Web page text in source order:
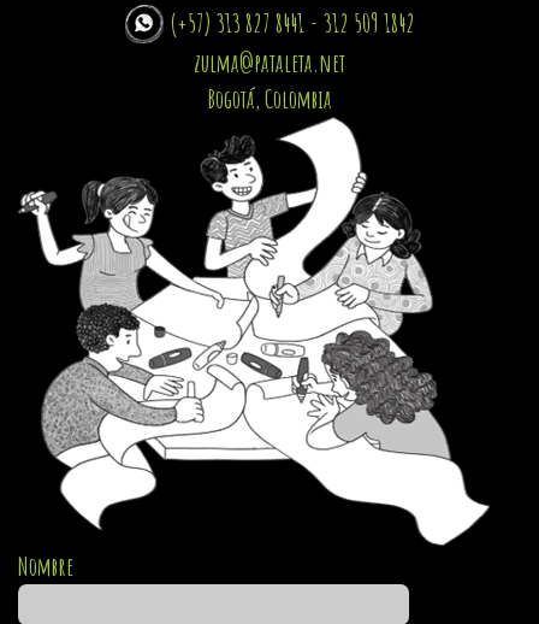
(+57) 313 827 8441 - 312 509 1842
zulma@pataleta.net
Bogotá, Colombia
Nombre